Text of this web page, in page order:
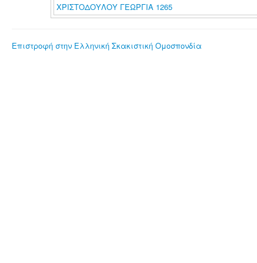
ΧΡΙΣΤΟΔΟΥΛΟΥ ΓΕΩΡΓΙΑ 1265
Επιστροφή στην Ελληνική Σκακιστική Ομοσπονδία